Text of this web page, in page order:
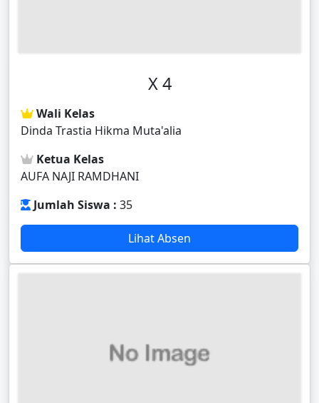
X 4
Wali Kelas
Dinda Trastia Hikma Muta'alia
Ketua Kelas
AUFA NAJI RAMDHANI
Jumlah Siswa : 35
Lihat Absen